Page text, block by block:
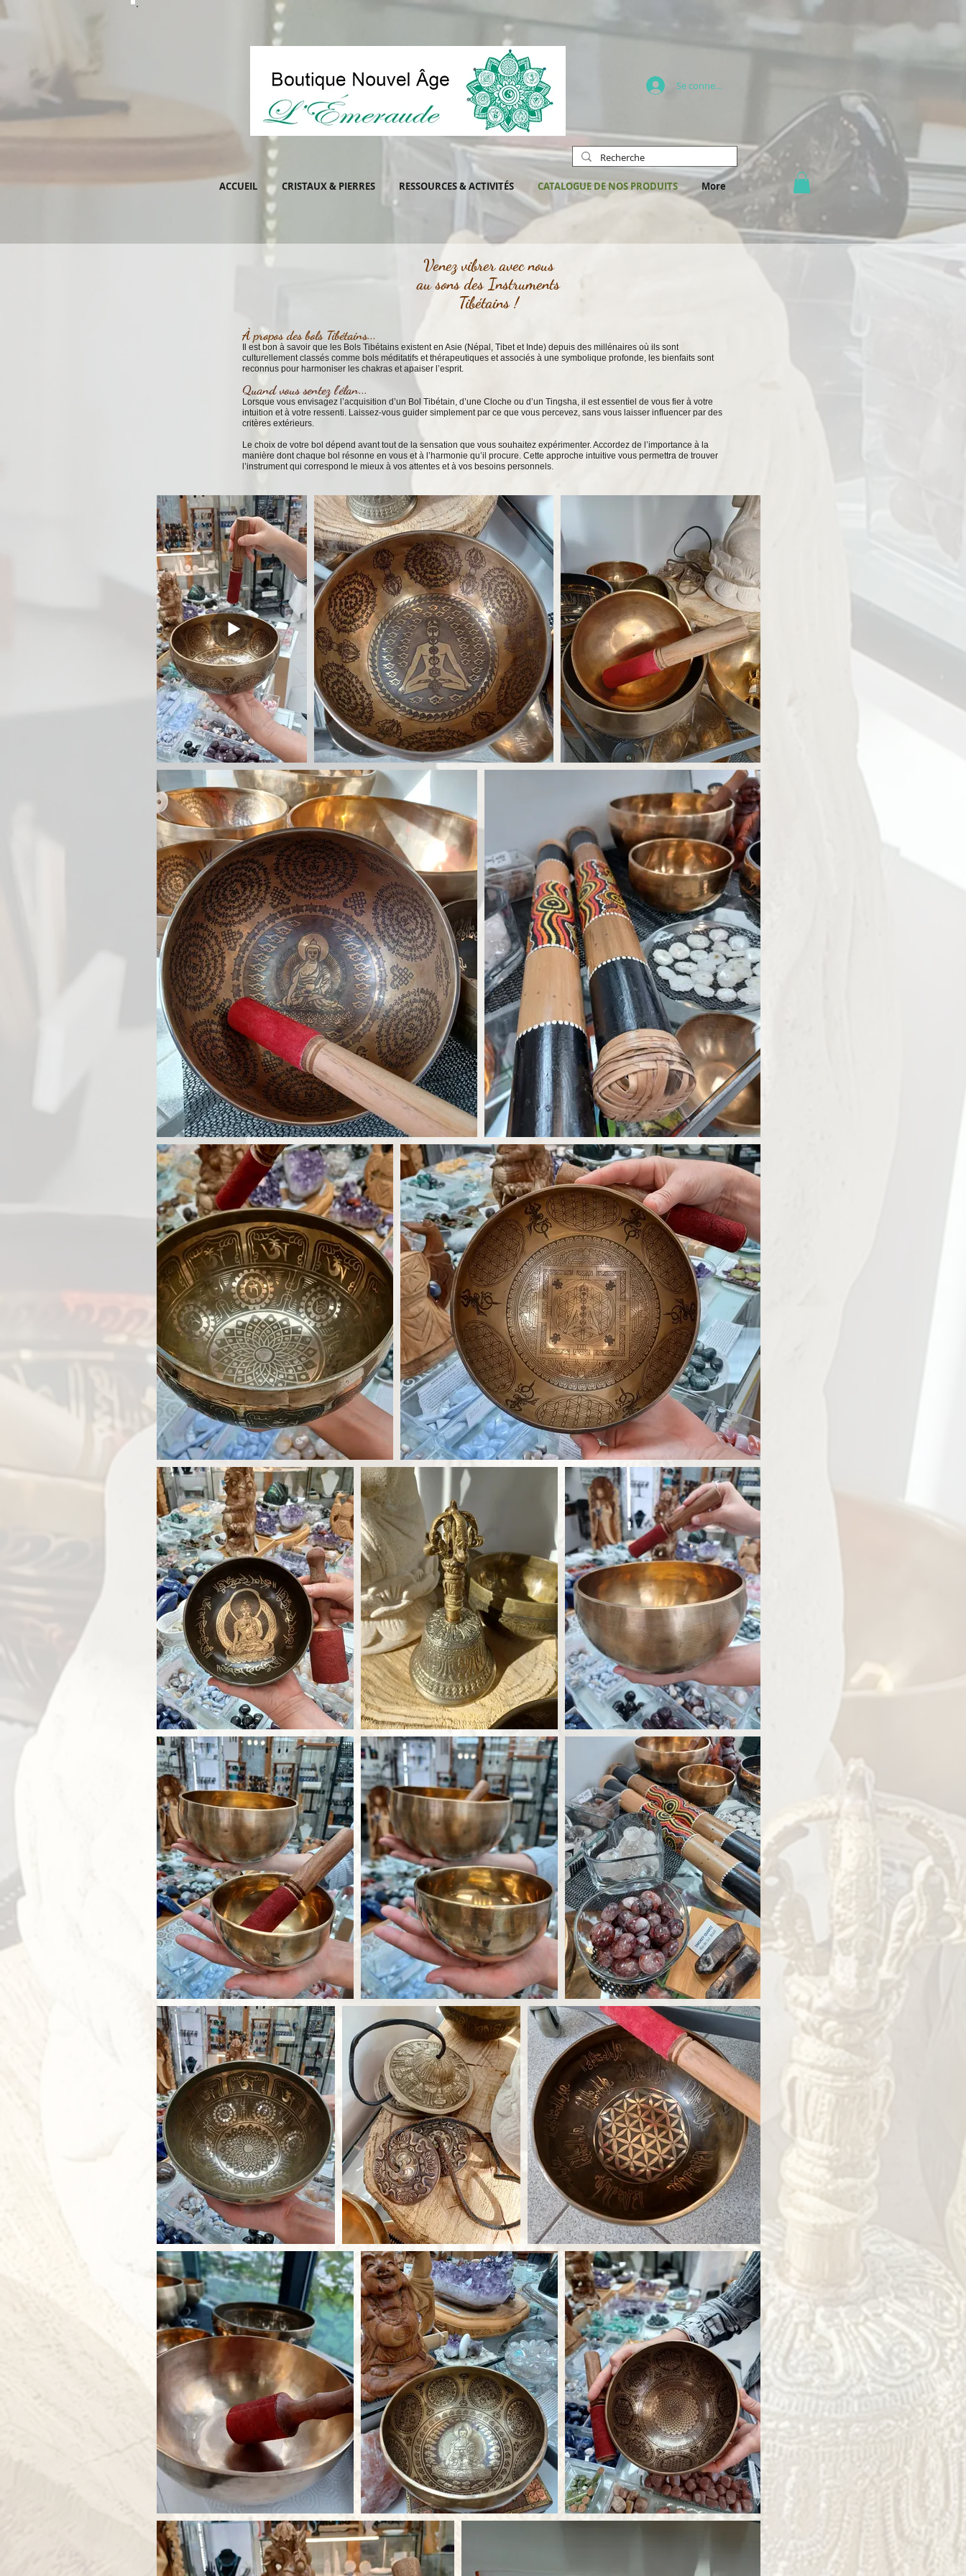
Se connecter
ACCUEIL CRISTAUX & PIERRES RESSOURCES & ACTIVITÉS CATALOGUE DE NOS PRODUITS More
Venez vibrer avec nous
au sons des Instruments
Tibétains !
À propos des bols Tibétains...
Il est bon à savoir que les Bols Tibétains existent en Asie (Népal, Tibet et Inde) depuis des millénaires où ils sont
culturellement classés comme bols méditatifs et thérapeutiques et associés à une symbolique profonde, les bienfaits sont
reconnus pour harmoniser les chakras et apaiser l’esprit.
Quand vous sentez l'élan...
Lorsque vous envisagez l’acquisition d’un Bol Tibétain, d’une Cloche ou d’un Tingsha, il est essentiel de vous fier à votre
intuition et à votre ressenti. Laissez-vous guider simplement par ce que vous percevez, sans vous laisser influencer par des
critères extérieurs.
Le choix de votre bol dépend avant tout de la sensation que vous souhaitez expérimenter. Accordez de l’importance à la
manière dont chaque bol résonne en vous et à l’harmonie qu’il procure. Cette approche intuitive vous permettra de trouver
l’instrument qui correspond le mieux à vos attentes et à vos besoins personnels.